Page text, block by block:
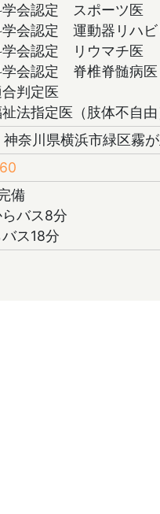
学会認定 スポーツ医
学会認定 運動器リハビ
学会認定 リウマチ医
学会認定 脊椎脊髄病医
判定医
法指定医（肢体不自由
奈川県横浜市緑区霧
備
バス8分
ス18分